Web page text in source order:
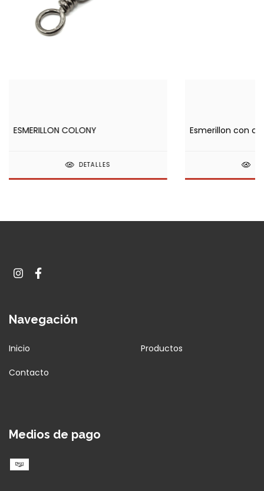
ESMERILLON COLONY
DETALLES
Esmerillon con
Navegación
Inicio Productos
Contacto
Medios de pago